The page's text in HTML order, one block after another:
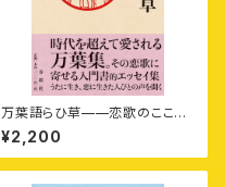
万葉語らひ草——恋歌のこころ
とことば
¥2,200